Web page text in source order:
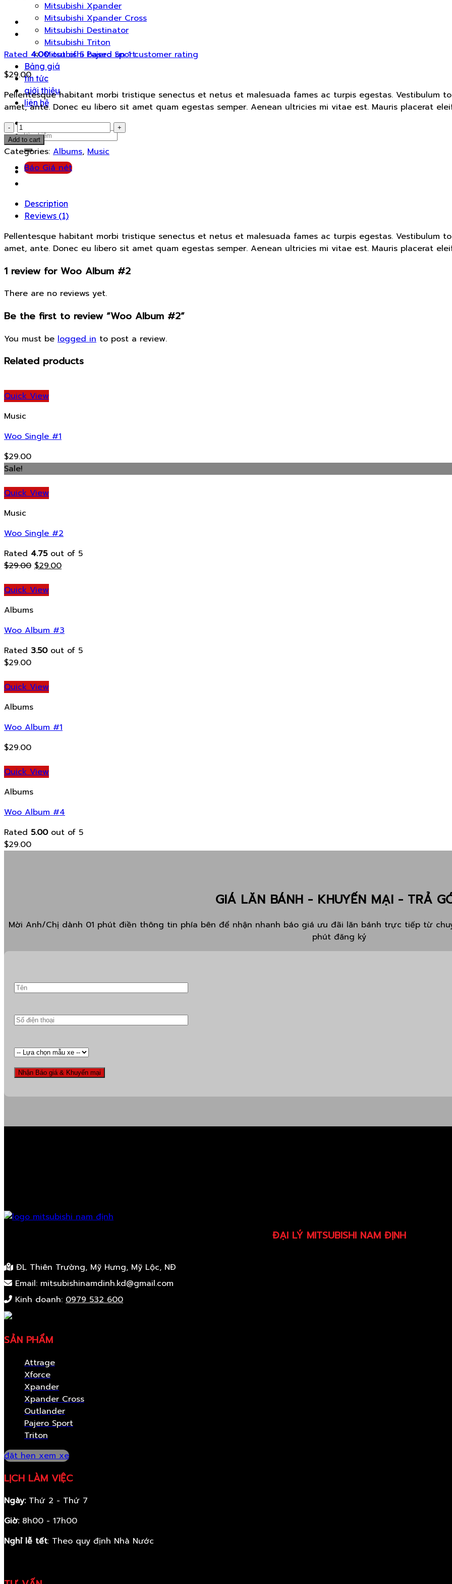
Mitsubishi Xpander
Mitsubishi Xpander Cross
Mitsubishi Destinator
Mitsubishi Triton
Mitsubishi Pajero Sport
Bảng giá
tin tức
giới thiệu
liên hệ
Search
for:
Báo Giá nét
Rated4.00out of 5 based on1customer rating
$29.00
Pellentesque habitant morbi tristique senectus et netus et malesuada fames ac turpis egestas. Vestibulum
amet, ante. Donec eu libero sit amet quam egestas semper. Aenean ultricies mi vitae est. Mauris placerat
Woo
Album
#2
quantity
Add to cart
Categories: Albums, Music
Description
Reviews (1)
Pellentesque habitant morbi tristique senectus et netus et malesuada fames ac turpis egestas. Vestibulum
amet, ante. Donec eu libero sit amet quam egestas semper. Aenean ultricies mi vitae est. Mauris placerat
1 review for Woo Album #2
There are no reviews yet.
Be the first to review “Woo Album #2”
You must be logged in to post a review.
Related products
Quick View
Music
Woo Single #1
$29.00
Sale!
Quick View
Music
Woo Single #2
Rated 4.75out of 5
$29.00 $29.00
Quick View
Albums
Woo Album #3
Rated 3.50out of 5
$29.00
Quick View
Albums
Woo Album #1
$29.00
Quick View
Albums
Woo Album #4
Rated 5.00out of 5
$29.00
GIÁ LĂN BÁNH - KHUYẾN MẠI - TRẢ
Mời Anh/Chị dành 01 phút điền thông tin phía bên để nhận nhanh báo giá ưu đãi lăn bánh trực tiếp từ
phút đăng ký
ĐẠI LÝ MITSUBISHI NAM ĐỊNH
ĐL Thiên Trường, Mỹ Hưng, Mỹ Lộc, NĐ
Email: mitsubishinamdinh.kd@gmail.com
Kinh doanh: 0979 532 600
SẢN PHẨM
Attrage
Xforce
Xpander
Xpander Cross
Outlander
Pajero Sport
Triton
đặt hẹn xem xe
LỊCH LÀM VIỆC
Ngày:Thứ 2 - Thứ 7
Giờ:8h00 - 17h00
Nghỉ lễ tết: Theo quy định Nhà Nước